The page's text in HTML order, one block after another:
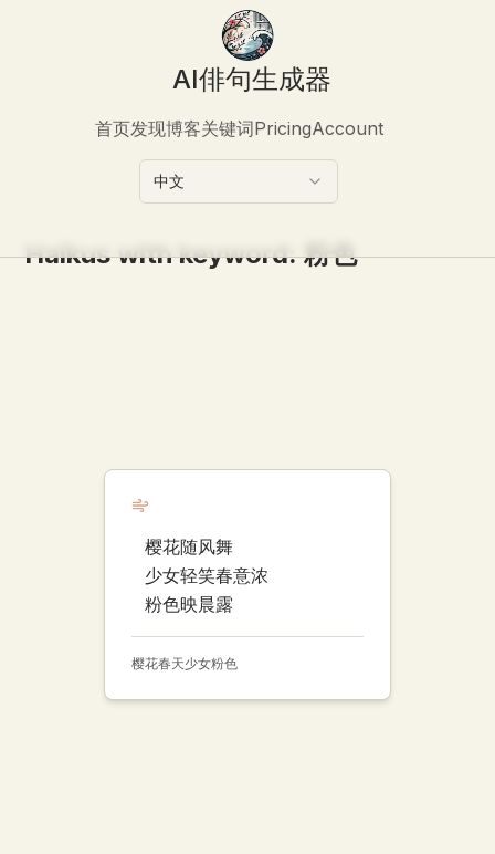
AI俳句生成器
首页发现博客关键词PricingAccount
中文
Haikus with keyword:粉色
樱花随风舞
少女轻笑春意浓
粉色映晨露
樱花春天少女粉色